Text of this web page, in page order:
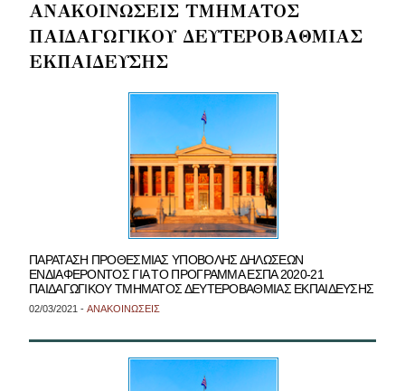
ΑΝΑΚΟΙΝΩΣΕΙΣ ΤΜΗΜΑΤΟΣ
ΠΑΙΔΑΓΩΓΙΚΟΥ ΔΕΥΤΕΡΟΒΑΘΜΙΑΣ
ΕΚΠΑΙΔΕΥΣΗΣ
ΠΑΡΑΤΑΣΗ ΠΡΟΘΕΣΜΙΑΣ ΥΠΟΒΟΛΗΣ ΔΗΛΩΣΕΩΝ
ΕΝΔΙΑΦΕΡΟΝΤΟΣ ΓΙΑ ΤΟ ΠΡΟΓΡΑΜΜΑ ΕΣΠΑ 2020-21
ΠΑΙΔΑΓΩΓΙΚΟΥ ΤΜΗΜΑΤΟΣ ΔΕΥΤΕΡΟΒΑΘΜΙΑΣ ΕΚΠΑΙΔΕΥΣΗΣ
02/03/2021 - ΑΝΑΚΟΙΝΩΣΕΙΣ